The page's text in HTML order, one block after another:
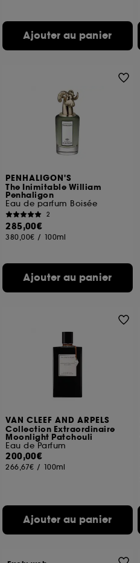
Ajouter au panier
PENHALIGON'S
The Inimitable William
Penhaligon
Eau de parfum Boisée
2
285,00€
380,00€ / 100ml
Ajouter au panier
VAN CLEEF AND ARPELS
Collection Extraordinaire
Moonlight Patchouli
Eau de Parfum
200,00€
266,67€ / 100ml
Ajouter au panier